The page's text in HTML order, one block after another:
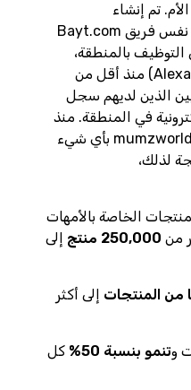
تم إنشاء
من قبل نفس فريق Bayt.com
التوظيف بالمنطقة،
الترتيب العالمي على Alexa #1700) منذ أقل من
الذين لديهم سجل
في المنطقة. منذ
البداية، لم يرضى فريق mumzworld.com بأي شيء
لذلك،
الخاصة بالأمهات
من 250,000 منتج
إلى
إلى أكثر
وتنمو بنسبة 50%
كل